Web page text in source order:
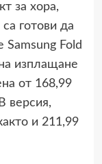
за хора,
готови да
Samsung Fold
изплащане
от 168,99
версия,
и 211,99